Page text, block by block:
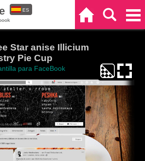
ES
Star anise Illicium
Pie Cup
para FaceBook